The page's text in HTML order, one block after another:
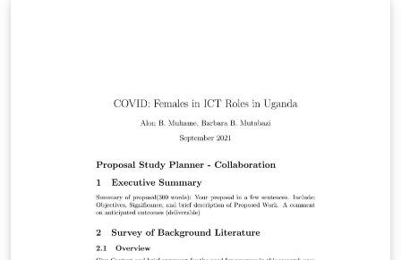
etapa de Filtro Digital o Diezmador. La teoría, en idioma
inglés, de este diseño se encuentra en el documento
"How delta-sigma ADCs work, Part 1", publicado por la
empresa Texas Instruments de Bonnie Baker, disponible
en el enlace https://www.ti.com/lit/pdf/slyt423?
keyMatch=BONNIE%20BAKER&amp;tisearch=Search-
EN-technicaldocument